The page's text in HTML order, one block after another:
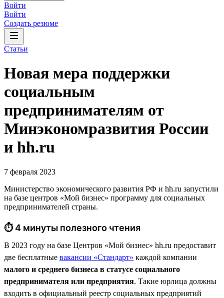
Войти
Войти
Создать резюме
Статьи
Новая мера поддержки
социальным
предпринимателям от
Минэкономразвития России
и hh.ru
7 февраля 2023
Министерство экономического развития РФ и hh.ru запустили
на базе центров «Мой бизнес» программу для социальных
предпринимателей страны.
⏱ 4 минуты полезного чтения
В 2023 году на базе Центров «Мой бизнес» hh.ru предоставит
две бесплатные вакансии «Стандарт» каждой компании
малого и среднего бизнеса в статусе социального
предпринимателя или предприятия. Такие юрлица должны
входить в официальный реестр социальных предприятий